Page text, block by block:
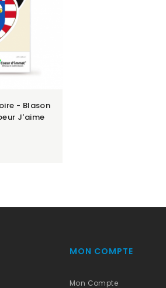
- Blason
J'aime
MON COMPTE
Mon Compte